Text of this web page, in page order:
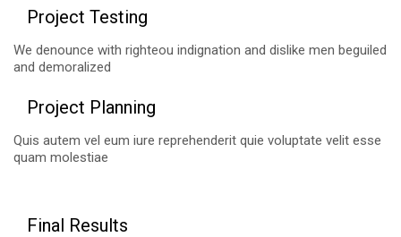
Project Testing
We denounce with righteou indignation and dislike men beguiled
and demoralized
Project Planning
Quis autem vel eum iure reprehenderit quie voluptate velit esse
quam molestiae
Final Results